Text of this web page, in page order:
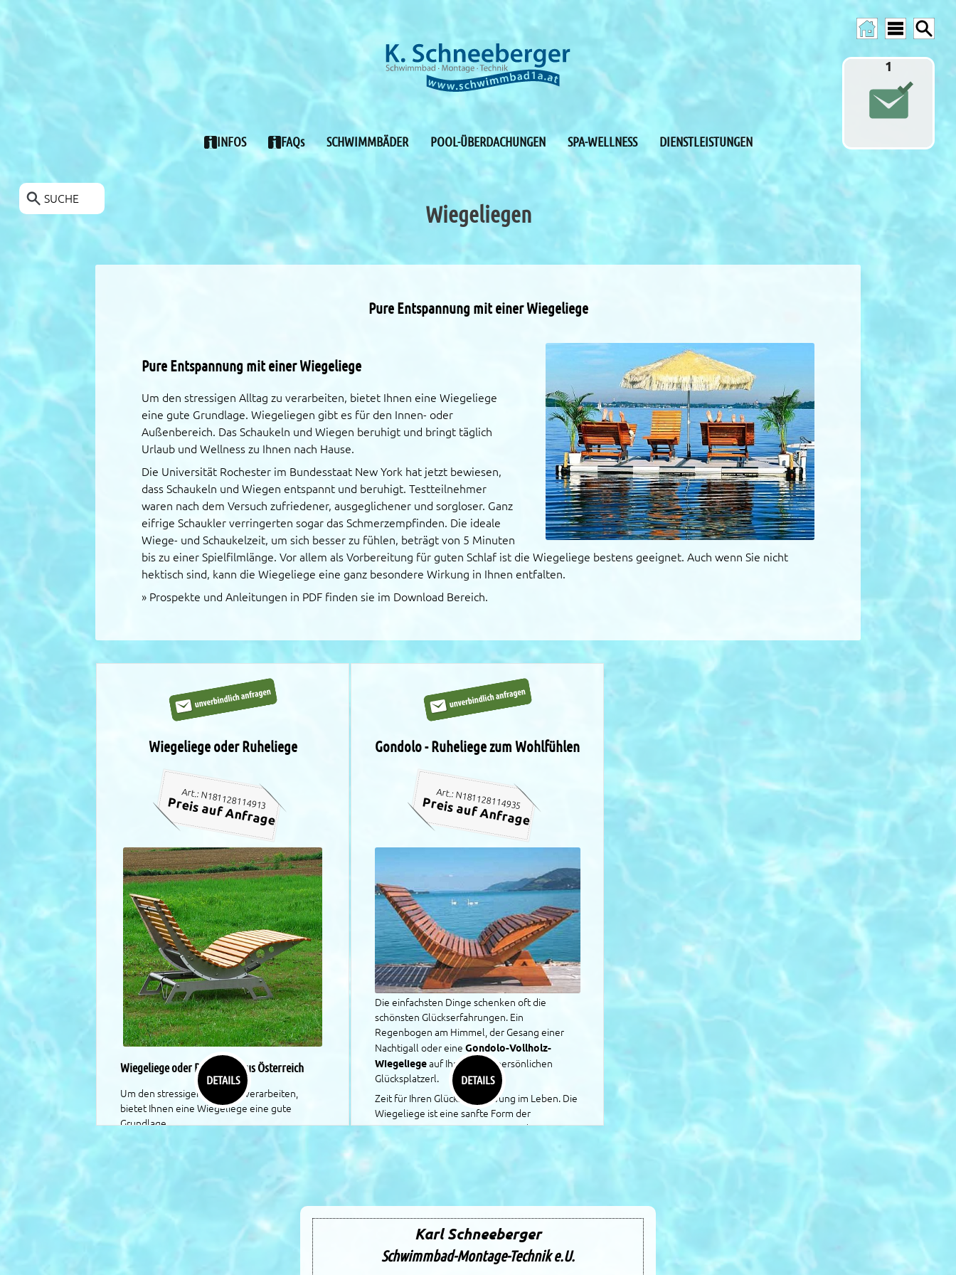
1
INFOS FAQs SCHWIMMBÄDER POOL-ÜBERDACHUNGEN SPA-WELLNESS DIENSTLEISTUNGEN
SUCHE
POOLS-ANGEBOTE
Wiegeliegen
Pure Entspannung mit einer Wiegeliege
Pure Entspannung mit einer Wiegeliege
Um den stressigen Alltag zu verarbeiten, bietet Ihnen eine Wiegeliege
eine gute Grundlage. Wiegeliegen gibt es für den Innen- oder
Außenbereich. Das Schaukeln und Wiegen beruhigt und bringt täglich
Urlaub und Wellness zu Ihnen nach Hause.
Die Universität Rochester im Bundesstaat New York hat jetzt bewiesen,
dass Schaukeln und Wiegen entspannt und beruhigt. Testteilnehmer
waren nach dem Versuch zufriedener, ausgeglichener und sorgloser. Ganz
eifrige Schaukler verringerten sogar das Schmerzempfinden. Die ideale
Wiege- und Schaukelzeit, um sich besser zu fühlen, beträgt von 5 Minuten
bis zu einer Spielfilmlänge. Vor allem als Vorbereitung für guten Schlaf ist die Wiegeliege bestens geeignet. Auch wenn Sie nicht
hektisch sind, kann die Wiegeliege eine ganz besondere Wirkung in Ihnen entfalten.
» Prospekte und Anleitungen in PDF finden sie im Download Bereich.
Wiegeliege oder Ruheliege
Art.: N181128114913
Preis auf Anfrage
Wiegeliege oder Ruheliege aus Österreich
Um den stressigen Alltag zu verarbeiten,
bietet Ihnen eine Wiegeliege eine gute
Grundlage.
Außenbereich. Das Schaukeln und Wiegen
beruhigt und bringt täglich Urlaub und
Die Universität Rochester im Bundesstaat New
York hat jetzt bewiesen, dass Schaukeln und
Wiegen entspannt und beruhigt.
DETAILS
Gondolo - Ruheliege zum Wohlfühlen
Art.: N181128114935
Preis auf Anfrage
Die einfachsten Dinge schenken oft die
schönsten Glückserfahrungen. Ein
Regenbogen am Himmel, der Gesang einer
Nachtigall oder eine Gondolo-Vollholz-
Wiegeliegeauf Ihrem ganz persönlichen
Glücksplatzerl.
Zeit für Ihren Glücksaufschwung im Leben. Die
Wiegeliege ist eine sanfte Form der
Entspannung. Begeisterte Anwender nennen
es "Urlaub im Alltag" oder "Schweben auf
bei Erwachsenen. Für unsere Zellen ist das
Schweben im Urmeer, aus dem alles Leben
kam, wohl eine programmierte Urerfahrung.
In derWiegeliege, die es in vielen attraktiven
DETAILS
Karl Schneeberger
Schwimmbad-Montage-Technik e.U.